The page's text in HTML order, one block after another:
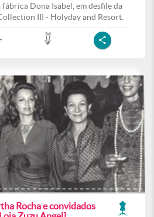
Dona Isabel, em desfile da
III - Holyday and Resort.
Rocha e convidados